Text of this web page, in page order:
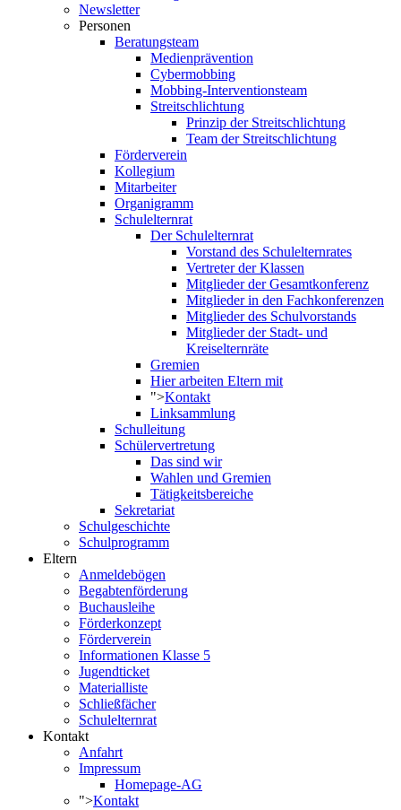
Newsletter
Personen
Beratungsteam
Medienprävention
Cybermobbing
Mobbing-Interventionsteam
Streitschlichtung
Prinzip der Streitschlichtung
Team der Streitschlichtung
Förderverein
Kollegium
Mitarbeiter
Organigramm
Schulelternrat
Der Schulelternrat
Vorstand des Schulelternrates
Vertreter der Klassen
Mitglieder der Gesamtkonferenz
Mitglieder in den Fachkonferenzen
Mitglieder des Schulvorstands
Mitglieder der Stadt- und
Kreiselternräte
Gremien
Hier arbeiten Eltern mit
">Kontakt
Linksammlung
Schulleitung
Schülervertretung
Das sind wir
Wahlen und Gremien
Tätigkeitsbereiche
Sekretariat
Schulgeschichte
Schulprogramm
Eltern
Anmeldebögen
Begabtenförderung
Buchausleihe
Förderkonzept
Förderverein
Informationen Klasse 5
Jugendticket
Materialliste
Schließfächer
Schulelternrat
Kontakt
Anfahrt
Impressum
Homepage-AG
">Kontakt